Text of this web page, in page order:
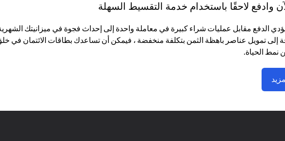
وادفع لاحقًا باستخدام خدمة التقسيط السهلة
إلى تمويل عناصر باهظة الثمن بتكلفة منخفضة ، فيمكن أن تساعدك بطاقات الائتمان في
نمط الحياة.